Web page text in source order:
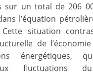
sur un total de 206
l’équation
situation
de
énergétiques,
fluctuations